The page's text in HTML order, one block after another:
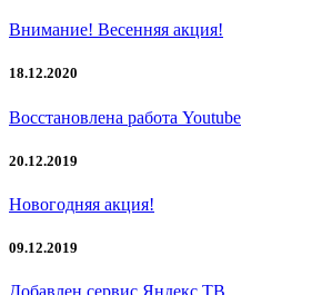
Внимание! Весенняя акция!
18.12.2020
Восстановлена работа Youtube
20.12.2019
Новогодняя акция!
09.12.2019